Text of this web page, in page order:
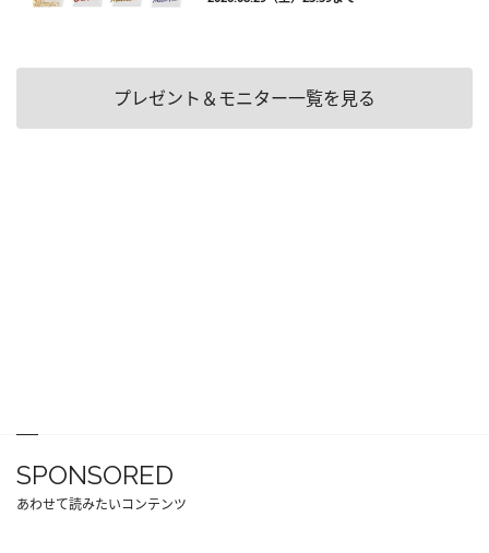
プレゼント＆モニター一覧を見る
SPONSORED
あわせて読みたいコンテンツ